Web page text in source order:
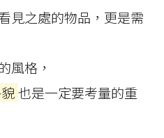
見之處的物品，更是需
風格，
也是一定要考量的重